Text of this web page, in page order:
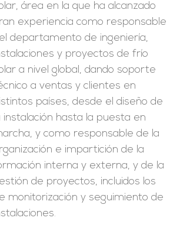
área en la que ha alcanzado
experiencia como responsable
departamento de ingeniería,
y proyectos de frío
a nivel global, dando soporte
a ventas y clientes en
países, desde el diseño de
instalación hasta la puesta en
y como responsable de la
e impartición de la
interna y externa, y de la
de proyectos, incluidos los
monitorización y seguimiento de